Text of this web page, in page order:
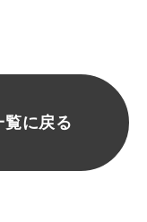
に戻る